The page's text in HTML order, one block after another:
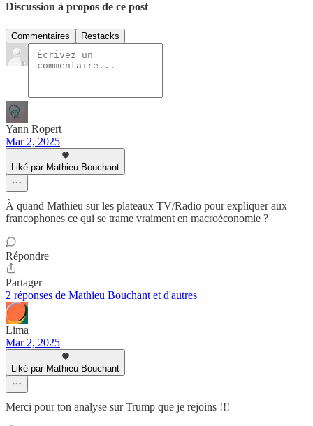
Discussion à propos de ce post
Commentaires Restacks
Yann Ropert
Mar 2, 2025
Liké par Mathieu Bouchant
À quand Mathieu sur les plateaux TV/Radio pour expliquer aux
francophones ce qui se trame vraiment en macroéconomie ?
Répondre
Partager
2 réponses de Mathieu Bouchant et d'autres
Lima
Mar 2, 2025
Liké par Mathieu Bouchant
Merci pour ton analyse sur Trump que je rejoins !!!